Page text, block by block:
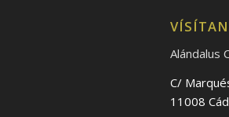
Alándalus
C/
11008